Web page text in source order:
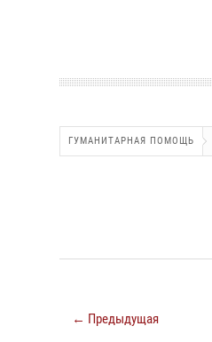
ГУМАНИТАРНАЯ ПОМОЩЬ
← Предыдущая